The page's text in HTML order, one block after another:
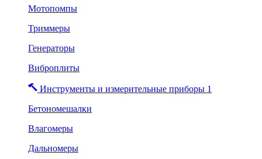
Мотопомпы
Триммеры
Генераторы
Виброплиты
Инструменты и измерительные приборы 1
Бетономешалки
Влагомеры
Дальномеры